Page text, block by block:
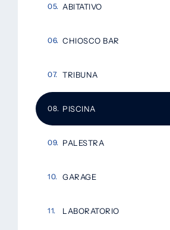
ABITATIVO
CHIOSCO BAR
TRIBUNA
PISCINA
PALESTRA
GARAGE
LABORATORIO